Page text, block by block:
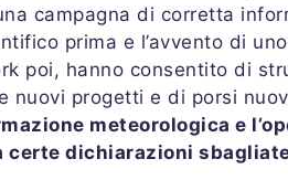
campagna di corretta
prima e l’avvento di
poi, hanno consentito di
nuovi progetti e di porsi
meteorologica e
certe dichiarazioni